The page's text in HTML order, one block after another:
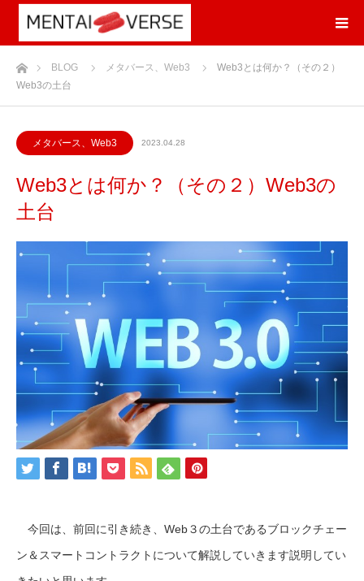
ホームBLOG メタバース、Web3
Web3とは何か？（その２）
Web3の土台
メタバース、Web3 2023.04.28
Web3とは何か？（その２）Web3の
土台
今回は、前回に引き続き、Web３の土台であるブロックチェー
ン＆スマートコントラクトについて解説していきます説明してい